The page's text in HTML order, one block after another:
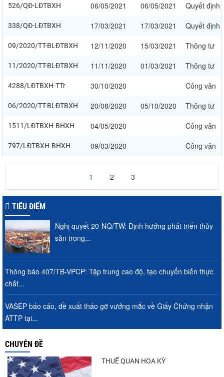
526/QĐ-LĐTBXH 06/05/2021 06/05/2021 Quyết định
338/QĐ-LĐTBXH 17/03/2021 17/03/2021 Quyết định
09/2020/TT-BLĐTBXH 12/11/2020 15/03/2021 Thông tư
11/2020/TT-BLĐTBXH 11/11/2020 01/03/2021 Thông tư
4288/LĐTBXH-TTr 30/10/2020 Công văn
06/2020/TT-BLĐTBXH 20/08/2020 05/10/2020 Thông tư
1511/LĐTBXH-BHXH 04/05/2020 Công văn
797/LĐTBXH-BHXH 09/03/2020 Công văn
1 2 3
TIÊU ĐIỂM
Nghị quyết 20-NQ/TW: Định hướng phát triển thủy
sản trong...
Thông báo 407/TB-VPCP: Tập trung cao độ, tạo chuyển biến thực
chất...
VASEP báo cáo, đề xuất tháo gỡ vướng mắc về Giấy Chứng nhận
ATTP tại...
CHUYÊN ĐỀ
THUẾ QUAN HOA KỲ